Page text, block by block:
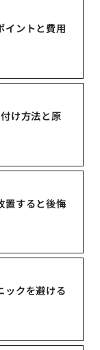
イントと費用
け方法と原
置すると後悔
ックを避ける